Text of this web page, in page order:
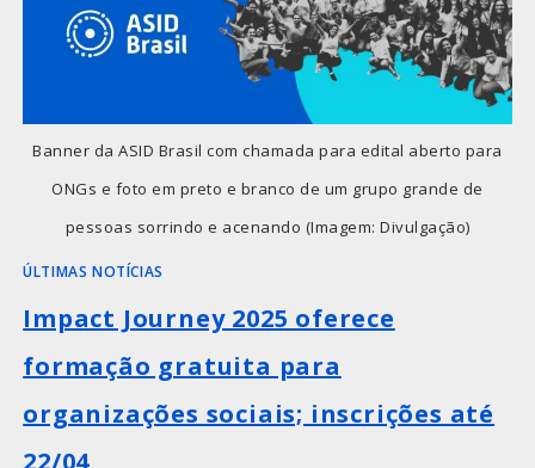
Banner da ASID Brasil com chamada para edital aberto para
ONGs e foto em preto e branco de um grupo grande de
pessoas sorrindo e acenando (Imagem: Divulgação)
ÚLTIMAS NOTÍCIAS
Impact Journey 2025 oferece
formação gratuita para
organizações sociais; inscrições até